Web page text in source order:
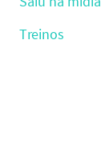
Treinos